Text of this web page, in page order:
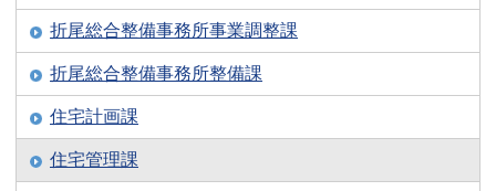
折尾総合整備事務所事業調整課
折尾総合整備事務所整備課
住宅計画課
住宅管理課